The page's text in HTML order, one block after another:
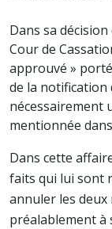
Dans sa décision
Cour de
approuvé »
de la notification
nécessairement
mentionnée
Dans cette
faits qui lui sont
annuler les deux
préalablement à